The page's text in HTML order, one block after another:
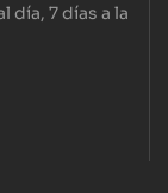
día, 7 días a la